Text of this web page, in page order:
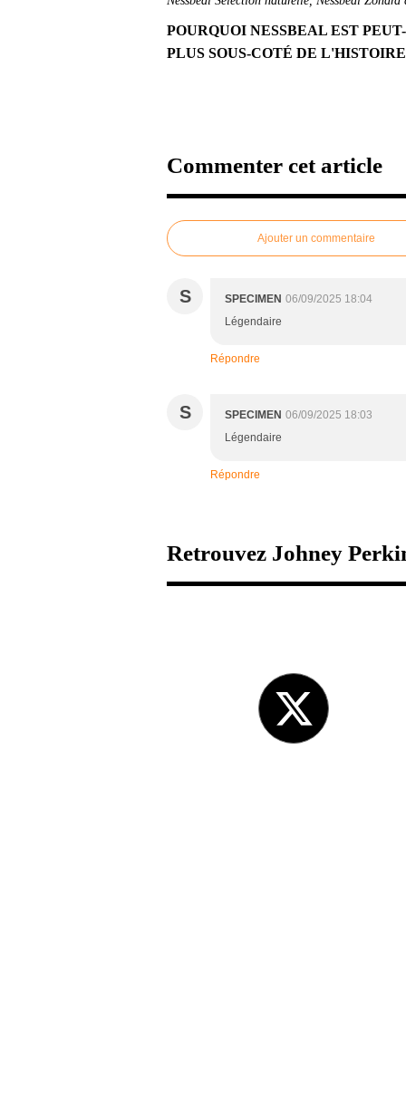
POURQUOI NESSBEAL EST
PLUS SOUS-COTÉ DE
Commenter cet article
Ajouter un commentaire
S SPECIMEN 06/09/2025 18:04
Légendaire
Répondre
S SPECIMEN 06/09/2025 18:03
Légendaire
Répondre
Retrouvez Johney